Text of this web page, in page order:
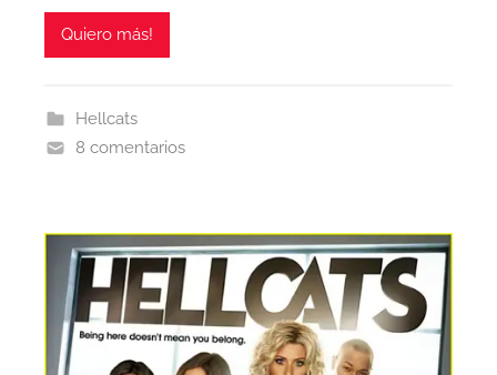
Quiero más!
Hellcats
8 comentarios